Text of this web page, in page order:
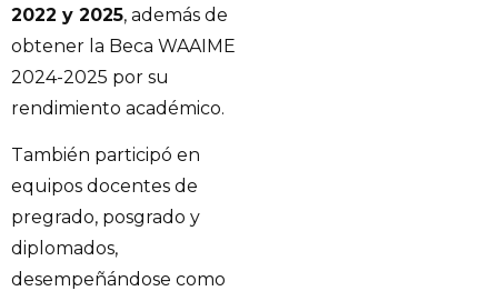
2022 y 2025, además de
obtener la Beca WAAIME
2024-2025 por su
rendimiento académico.
También participó en
equipos docentes de
pregrado, posgrado y
diplomados,
desempeñándose como